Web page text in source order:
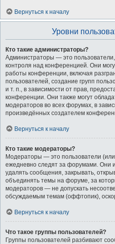
Вернуться к началу
Уровни
Кто такие администраторы?
Администраторы — это
контроля над конференцией. Они
работы конференции, включая
пользователей, создание групп
и т. п., в зависимости от прав,
конференции. Они также могут
модераторов во всех форумах, в
произведённых создателем
Вернуться к началу
Кто такие модераторы?
Модераторы — это пользователи
ежедневно следят за форумами. Они
удалять сообщения, закрывать,
объединять темы на форуме, за
модераторов — не допускать
обсуждаемым темам (оффтопик),
Вернуться к началу
Что такое группы пользователей?
Группы пользователей разбивают